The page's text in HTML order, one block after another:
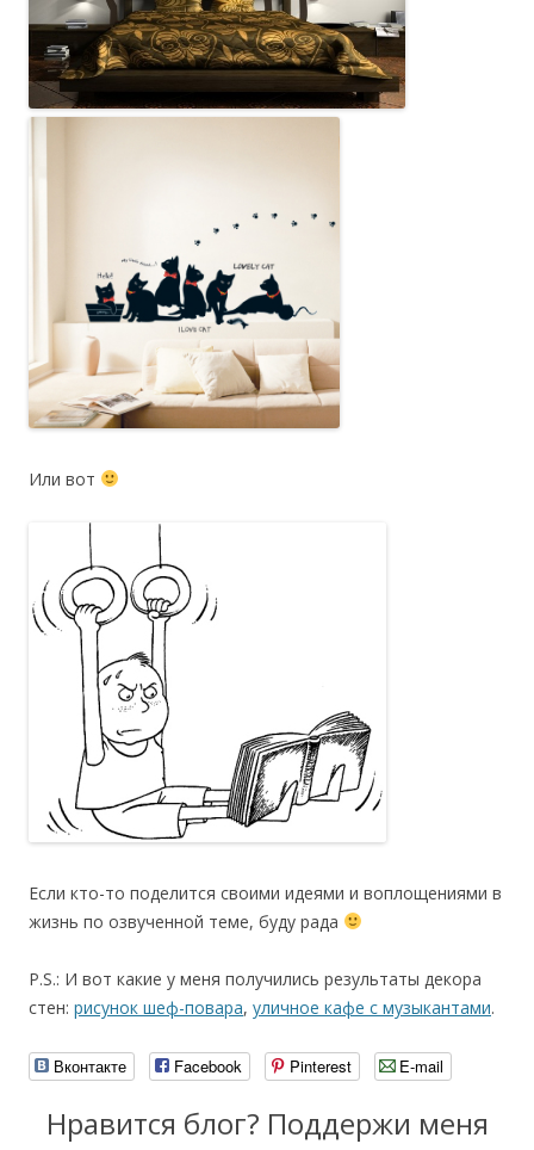
Или вот
Если кто-то поделится своими идеями и воплощениями в
жизнь по озвученной теме, буду рада
P.S.: И вот какие у меня получились результаты декора
стен: рисунок шеф-повара, уличное кафе с музыкантами.
Вконтакте Facebook Pinterest E-mail
Нравится блог? Поддержи меня